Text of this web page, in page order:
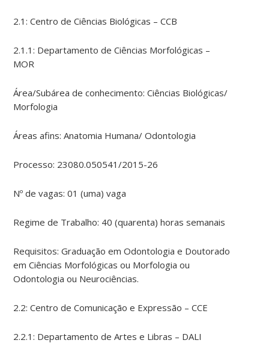
2.1: Centro de Ciências Biológicas – CCB
2.1.1: Departamento de Ciências Morfológicas –
MOR
Área/Subárea de conhecimento: Ciências Biológicas/
Morfologia
Áreas afins: Anatomia Humana/ Odontologia
Processo: 23080.050541/2015-26
Nº de vagas: 01 (uma) vaga
Regime de Trabalho: 40 (quarenta) horas semanais
Requisitos: Graduação em Odontologia e Doutorado
em Ciências Morfológicas ou Morfologia ou
Odontologia ou Neurociências.
2.2: Centro de Comunicação e Expressão – CCE
2.2.1: Departamento de Artes e Libras – DALI